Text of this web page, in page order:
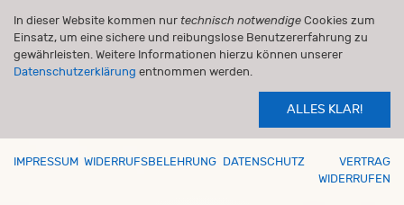
In dieser Website kommen nur technisch notwendige Cookies zum
Einsatz, um eine sichere und reibungslose Benutzererfahrung zu
gewährleisten. Weitere Informationen hierzu können unserer
Datenschutzerklärung entnommen werden.
ALLES KLAR!
IMPRESSUM WIDERRUFSBELEHRUNG DATENSCHUTZ
VERTRAG
WIDERRUFEN